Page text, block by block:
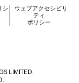
LIMITED.
シ
ウェブアクセシビリ
ティ
ポリシー
ウィンドウで開く